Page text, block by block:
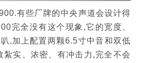
有些厂牌的中央声道会设计得
完全没有这个现象,它的宽度、
,加上配置两颗6.5寸中音和双低
紮实、浓密、有冲击力,完全不会